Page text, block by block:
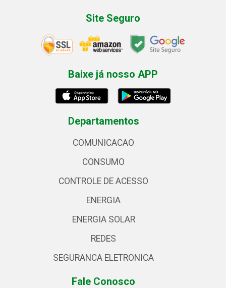
Site Seguro
Baixe já nosso APP
Departamentos
COMUNICACAO
CONSUMO
CONTROLE DE ACESSO
ENERGIA
ENERGIA SOLAR
REDES
SEGURANCA ELETRONICA
Fale Conosco